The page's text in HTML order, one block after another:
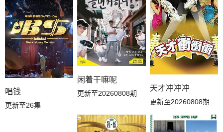
唱钱
更新至26集
闲着干嘛呢
更新至20260808期
天才冲冲冲
更新至20260808期